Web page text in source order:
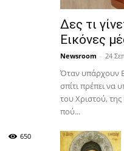
650
Δες τι
Εικόνες
Newsroom - 24
Όταν υπάρχουν
σπίτι πρέπει να
του Χριστού, της
πού...